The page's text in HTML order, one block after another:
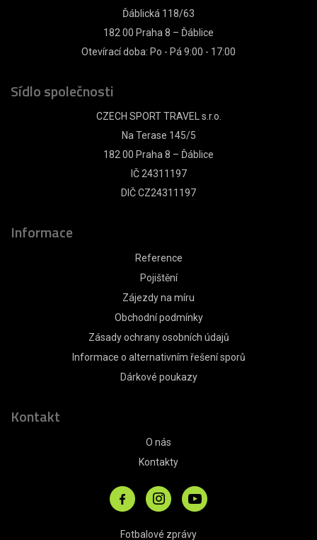
Ďáblická 118/63
182 00 Praha 8 – Ďáblice
Otevírací doba: Po - Pá 9:00 - 17:00
Sídlo společnosti
CZECH SPORT TRAVEL s.r.o.
Na Terase 145/5
182 00 Praha 8 – Ďáblice
IČ 24311197
DIČ CZ24311197
Informace
Reference
Pojištění
Zájezdy na míru
Obchodní podmínky
Zásady ochrany osobních údajů
Informace o alternativním řešení sporů
Dárkové poukazy
Kontakt
O nás
Kontakty
Fotbalové zprávy